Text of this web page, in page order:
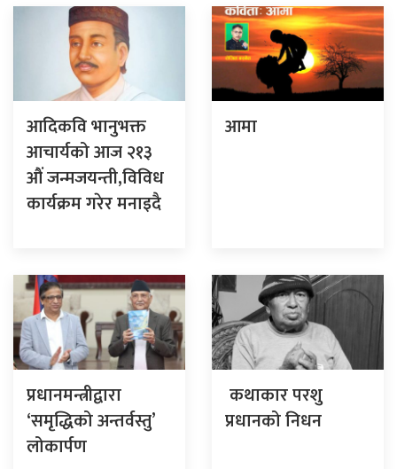
आदिकवि भानुभक्त
आचार्यको आज २१३
औं जन्मजयन्ती,विविध
कार्यक्रम गरेर मनाइदै
आमा
प्रधानमन्त्रीद्वारा
‘समृद्धिको अन्तर्वस्तु’
लोकार्पण
कथाकार परशु
प्रधानको निधन